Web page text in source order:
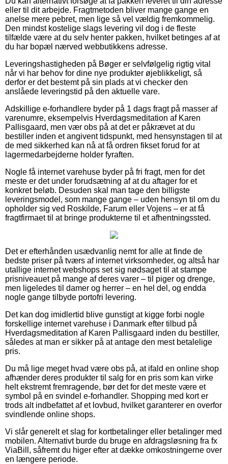
eller til dit arbejde. Fragtmetoden bliver mange gange en
anelse mere pebret, men lige så vel vældig fremkommelig.
Den mindst kostelige slags levering vil dog i de fleste
tilfælde være at du selv henter pakken, hvilket betinges af at
du har bopæl nærved webbutikkens adresse.
Leveringshastigheden på Bøger er selvfølgelig rigtig vital
når vi har behov for dine nye produkter øjeblikkeligt, så
derfor er det bestemt på sin plads at vi checker den
anslåede leveringstid på den aktuelle vare.
Adskillige e-forhandlere byder på 1 dags fragt på masser af
varenumre, eksempelvis Hverdagsmeditation af Karen
Pallisgaard, men vær obs på at det er påkrævet at du
bestiller inden et angivent tidspunkt, med hensynstagen til at
de med sikkerhed kan nå at få ordren fikset forud for at
lagermedarbejderne holder fyraften.
Nogle få internet varehuse byder på fri fragt, men for det
meste er det under forudsætning af at du aftager for et
konkret beløb. Desuden skal man tage den billigste
leveringsmodel, som mange gange – uden hensyn til om du
opholder sig ved Roskilde, Farum eller Vojens – er at få
fragtfirmaet til at bringe produkterne til et afhentningssted.
Det er efterhånden usædvanlig nemt for alle at finde de
bedste priser på tværs af internet virksomheder, og altså har
utallige internet webshops set sig nødsaget til at stampe
prisniveauet på mange af deres varer – til piger og drenge,
men ligeledes til damer og herrer – en hel del, og endda
nogle gange tilbyde portofri levering.
Det kan dog imidlertid blive gunstigt at kigge forbi nogle
forskellige internet varehuse i Danmark efter tilbud på
Hverdagsmeditation af Karen Pallisgaard inden du bestiller,
således at man er sikker på at antage den mest betalelige
pris.
Du må lige meget hvad være obs på, at ifald en online shop
afhænder deres produkter til salg for en pris som kan virke
helt ekstremt fremragende, bør det for det meste være et
symbol på en svindel e-forhandler. Shopping med kort er
trods alt indbefattet af et lovbud, hvilket garanterer en overfor
svindlende online shops.
Vi slår generelt et slag for kortbetalinger eller betalinger med
mobilen. Alternativt burde du bruge en afdragsløsning fra fx
ViaBill, såfremt du higer efter at dække omkostningerne over
en længere periode.